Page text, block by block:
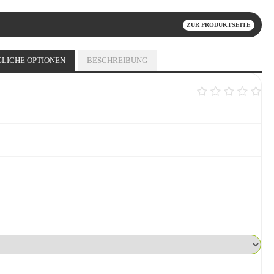
ZUR PRODUKTSEITE
OPTIONEN BESCHREIBUNG